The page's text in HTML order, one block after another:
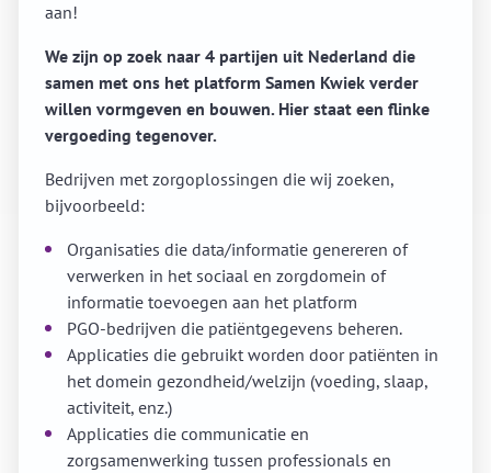
aan!
We zijn op zoek naar 4 partijen uit Nederland die
samen met ons het platform Samen Kwiek verder
willen vormgeven en bouwen. Hier staat een flinke
vergoeding tegenover.
Bedrijven met zorgoplossingen die wij zoeken,
bijvoorbeeld:
Organisaties die data/informatie genereren of
verwerken in het sociaal en zorgdomein of
informatie toevoegen aan het platform
PGO-bedrijven die patiëntgegevens beheren.
Applicaties die gebruikt worden door patiënten in
het domein gezondheid/welzijn (voeding, slaap,
activiteit, enz.)
Applicaties die communicatie en
zorgsamenwerking tussen professionals en